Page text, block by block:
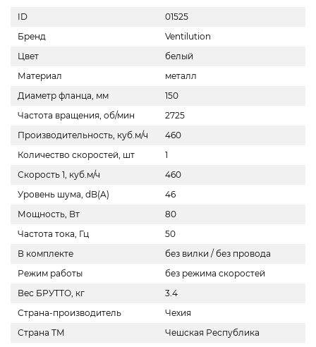
ID
01525
Бренд
Ventilution
Цвет
белый
Материал
металл
Диаметр фланца, мм
150
Частота вращения, об/мин
2725
Производительность, куб.м/ч
460
Количество скоростей, шт
1
Скорость 1, куб.м/ч
460
Уровень шума, dB(A)
46
Мощность, Вт
80
Частота тока, Гц
50
В комплекте
без вилки / без провода
Режим работы
без режима скоростей
Вес БРУТТО, кг
3.4
Страна-производитель
Чехия
Страна ТМ
Чешская Республика